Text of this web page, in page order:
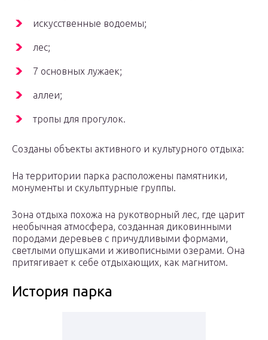
искусственные водоемы;
лес;
7 основных лужаек;
аллеи;
тропы для прогулок.
Созданы объекты активного и культурного отдыха:
На территории парка расположены памятники,
монументы и скульптурные группы.
Зона отдыха похожа на рукотворный лес, где царит
необычная атмосфера, созданная диковинными
породами деревьев с причудливыми формами,
светлыми опушками и живописными озерами. Она
притягивает к себе отдыхающих, как магнитом.
История парка